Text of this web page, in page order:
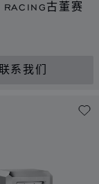
RACING古董赛
系我们